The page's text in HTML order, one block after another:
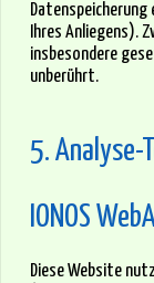
Ihres Anliegens).
insbesondere
unberührt.
5. Analyse-
IONOS
Diese Website